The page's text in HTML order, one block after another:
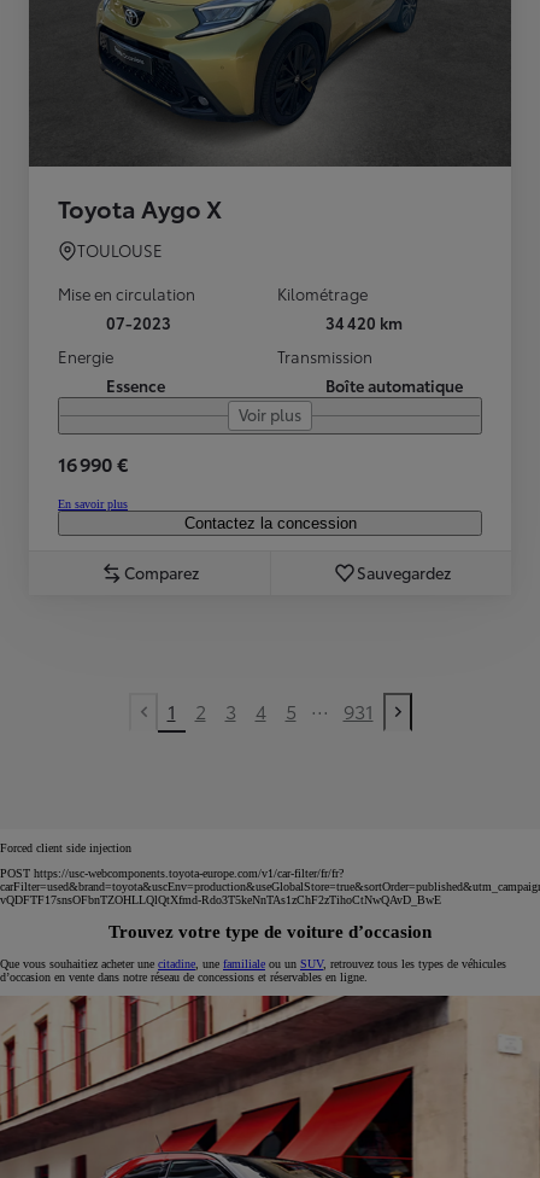
Toyota Aygo X
TOULOUSE
Mise en circulation
07-2023
Kilométrage
34 420 km
Energie
Essence
Transmission
Boîte automatique
Voir plus
16 990 €
En savoir plus
Contactez la concession
Comparez Sauvegardez
Previous page
1 2 3 4 5 ... 931
Next page
Forced client side injection
POST https://usc-webcomponents.toyota-europe.com/v1/car-filter/fr/fr?
vQDFTF17snsOFbnTZOHLLQlQtXfmd-Rdo3T5keNnTAs1zChF2zTihoCtNwQAvD_BwE
Trouvez votre type de voiture d’occasion
Que vous souhaitiez acheter une citadine , une familiale ou un SUV, retrouvez tous les types de véhicules
d’occasion en vente dans notre réseau de concessions et réservables en ligne.